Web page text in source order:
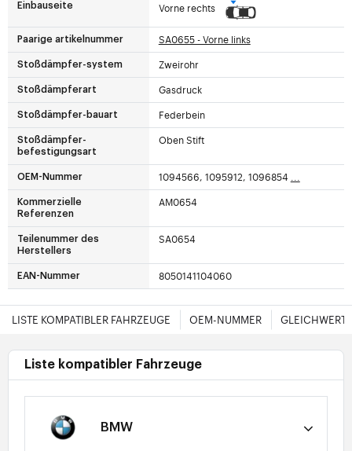
Einbauseite Vorne rechts
Paarige artikelnummer SA0655 - Vorne links
Stoßdämpfer-system Zweirohr
Stoßdämpferart Gasdruck
Stoßdämpfer-bauart Federbein
Stoßdämpfer-
befestigungsart
Oben Stift
OEM-Nummer 1094566, 1095912, 1096854 ...
Kommerzielle
Referenzen
AM0654
Teilenummer des
Herstellers
SA0654
EAN-Nummer 8050141104060
LISTE KOMPATIBLER FAHRZEUGE OEM-NUMMER
Liste kompatibler Fahrzeuge
BMW